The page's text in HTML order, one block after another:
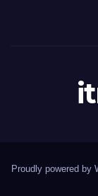
Proudly powered by